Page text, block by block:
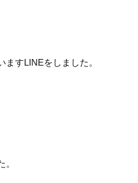
すLINEをしました。